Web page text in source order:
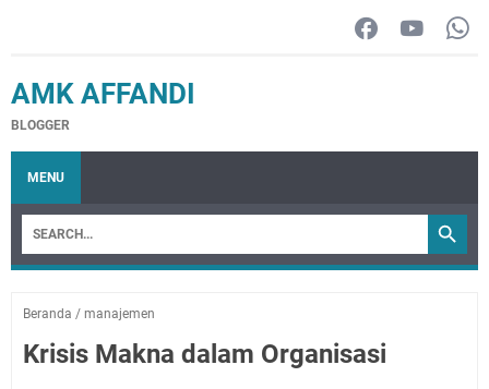
AMK AFFANDI
BLOGGER
MENU
Beranda / manajemen
Krisis Makna dalam Organisasi